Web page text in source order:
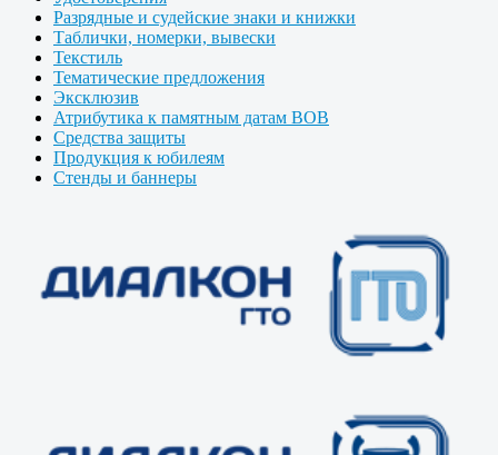
Разрядные и судейские знаки и книжки
Таблички, номерки, вывески
Текстиль
Тематические предложения
Эксклюзив
Атрибутика к памятным датам ВОВ
Средства защиты
Продукция к юбилеям
Стенды и баннеры